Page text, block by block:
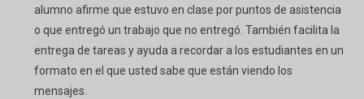
alumno afirme que estuvo en clase por puntos de asistencia
o que entregó un trabajo que no entregó. También facilita la
entrega de tareas y ayuda a recordar a los estudiantes en un
formato en el que usted sabe que están viendo los
mensajes.